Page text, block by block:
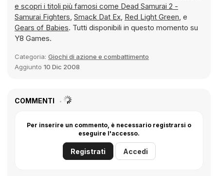
e scopri i titoli più famosi come Dead Samurai 2 -
Samurai Fighters, Smack Dat Ex, Red Light Green, e
Gears of Babies. Tutti disponibili in questo momento su
Y8 Games.
Categoria: Giochi di azione e combattimento
Aggiunto 10 Dic 2008
COMMENTI
Per inserire un commento, è necessario registrarsi o
eseguire l'accesso.
Registrati Accedi